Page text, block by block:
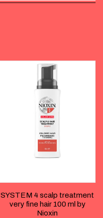
SYSTEM 4 scalp treatment
very fine hair 100 ml by
Nioxin